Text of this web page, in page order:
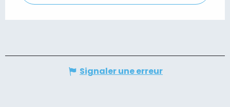
Signaler une erreur